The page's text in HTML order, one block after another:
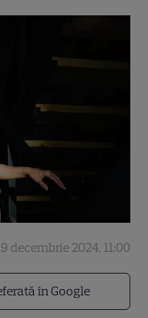
în Google
decembrie 2024, 11:00